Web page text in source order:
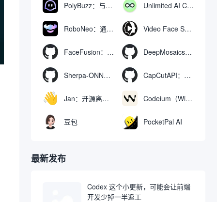
PolyBuzz：与AI角色互动的免费聊天与角色扮演平台 Unlimited AI Chat：免费无限制的AI聊天工具
RoboNeo：通过聊天生成和编辑视频与图像的AI工具 Video Face Swap
FaceFusion：视频换脸增强工具|语音同步视频嘴型动作 DeepMosaics：自动去除图像和视频中的马赛克，或向其添加马赛克
Sherpa-ONNX：使用ONNXRuntime实现离线语音识别和合成 CapCutAPI：自动化控制CapCut视频剪辑的开源工具
Jan：开源离线AI助手，ChatGPT 替代品，运行本地AI模型或连接云端AI Codeium（Windsurf Editor）：免费的AI代码补全与聊天工具，Windsurf以对话方式编写完整项目代码
豆包 PocketPal AI
最新发布
Codex 这个小更新，可能会让前端
开发少掉一半返工